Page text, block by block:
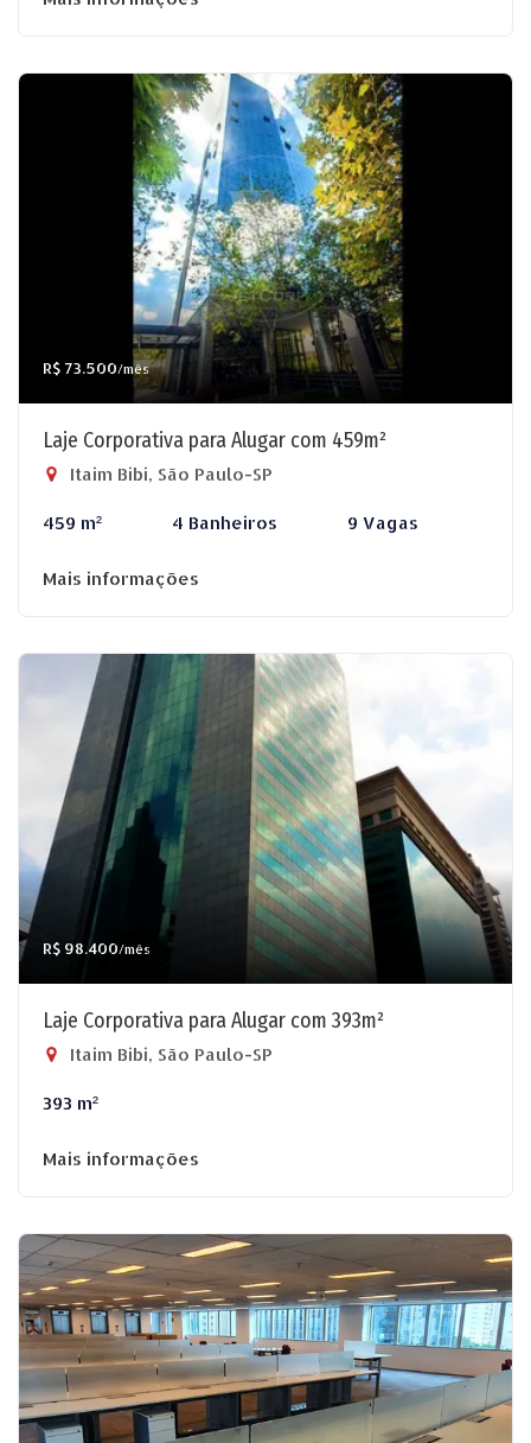
R$ 73.500/mês
Laje Corporativa para Alugar com 459m²
Itaim Bibi, São Paulo-SP
459 m² 4 Banheiros 9 Vagas
Mais informações
R$ 98.400/mês
Laje Corporativa para Alugar com 393m²
Itaim Bibi, São Paulo-SP
393 m²
Mais informações